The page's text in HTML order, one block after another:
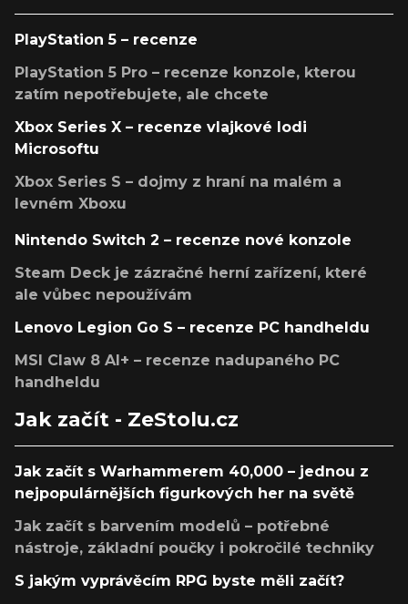
PlayStation 5 – recenze
PlayStation 5 Pro – recenze konzole, kterou
zatím nepotřebujete, ale chcete
Xbox Series X – recenze vlajkové lodi
Microsoftu
Xbox Series S – dojmy z hraní na malém a
levném Xboxu
Nintendo Switch 2 – recenze nové konzole
Steam Deck je zázračné herní zařízení, které
ale vůbec nepoužívám
Lenovo Legion Go S – recenze PC handheldu
MSI Claw 8 AI+ – recenze nadupaného PC
handheldu
Jak začít - ZeStolu.cz
Jak začít s Warhammerem 40,000 – jednou z
nejpopulárnějších figurkových her na světě
Jak začít s barvením modelů – potřebné
nástroje, základní poučky i pokročilé techniky
S jakým vyprávěcím RPG byste měli začít?